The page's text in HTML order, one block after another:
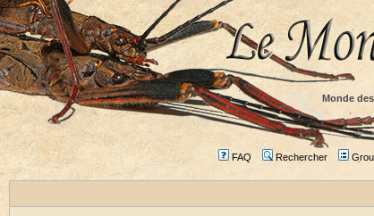
Monde
FAQ Rechercher